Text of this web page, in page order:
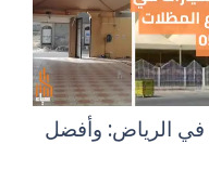
الرياض: وأفضل